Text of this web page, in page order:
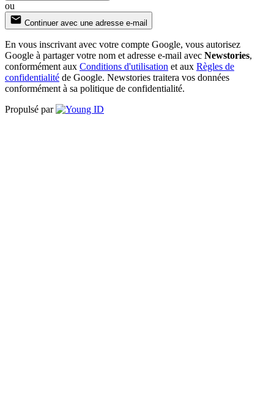
ou
Continuer avec une adresse e-mail
En vous inscrivant avec votre compte Google, vous autorisez
Google à partager votre nom et adresse e-mail avec Newstories,
conformément aux Conditions d'utilisation et aux Règles de
confidentialité de Google. Newstories traitera vos données
conformément à sa politique de confidentialité.
Propulsé par